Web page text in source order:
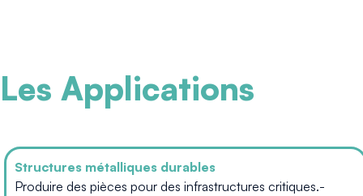
Les Applications
Structures métalliques durables
Produire des pièces pour des infrastructures critiques.-